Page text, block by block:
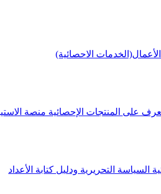
الاحصائية)
على المنتجات الإحصائية منصة
السياسة التحريرية ودليل كتابة الأعداد